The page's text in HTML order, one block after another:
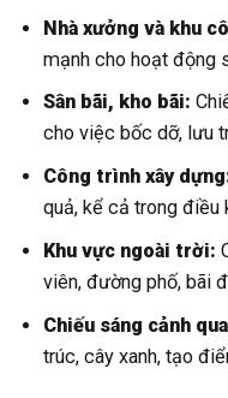
Nhà xưởng và khu
mạnh cho hoạt động
Sân bãi, kho bãi:
cho việc bốc dỡ, lưu
Công trình xây
quả, kể cả trong điều
Khu vực ngoài trời:
viên, đường phố, bãi
Chiếu sáng cảnh
trúc, cây xanh, tạo